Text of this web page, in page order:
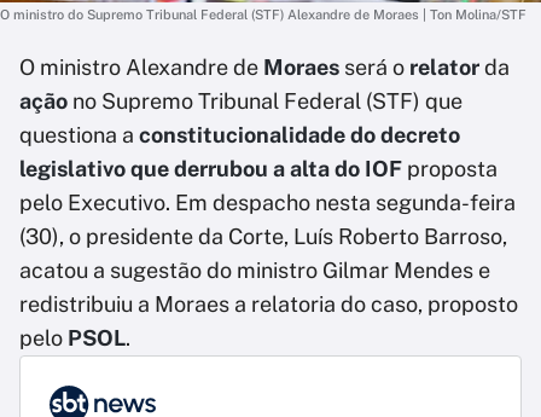
O ministro do Supremo Tribunal Federal (STF) Alexandre de Moraes | Ton Molina/STF
O ministro Alexandre de Moraes será o relatorda
ação no Supremo Tribunal Federal (STF) que
questiona a constitucionalidade do decreto
legislativo que derrubou a alta do IOF proposta
pelo Executivo. Em despacho nesta segunda-feira
(30), o presidente da Corte, Luís Roberto Barroso,
acatou a sugestão do ministro Gilmar Mendes e
redistribuiu a Moraes a relatoria do caso, proposto
pelo PSOL.